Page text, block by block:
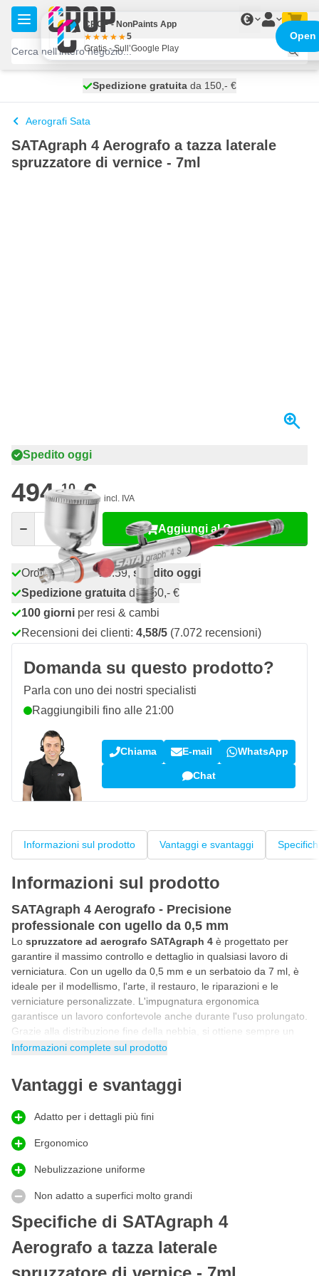
Salta al contenuto
€
spedito oggi
Spedizione gratuita da 150,- €
100 giorni
Aerografi Sata
SATAgraph 4 Aerografo a tazza laterale
spruzzatore di vernice - 7ml
Spedito oggi
494,10€ incl. IVA
Aggiungi al Carrello
Ordina entro le 23:59,spedito oggi
Spedizione gratuita da 150,- €
100 giorni per resi & cambi
Recensioni dei clienti: 4,58/5 (7.072 recensioni)
Domanda su questo prodotto?
Parla con uno dei nostri specialisti
Raggiungibili fino alle 21:00
Chiama E-mail WhatsApp
Chat
Informazioni sul prodotto Vantaggi e svantaggi
Informazioni sul prodotto
SATAgraph 4 Aerografo - Precisione
professionale con ugello da 0,5 mm
Lo spruzzatore ad aerografo SATAgraph 4 è progettato per
garantire il massimo controllo e dettaglio in qualsiasi lavoro di
verniciatura. Con un ugello da 0,5 mm e un serbatoio da 7 ml, è
ideale per il modellismo, l'arte, il restauro, le riparazioni e le
verniciature personalizzate. L'impugnatura ergonomica
garantisce un lavoro confortevole anche durante l'uso prolungato.
Grazie alla distribuzione fine della nebbia, si ottiene sempre un
risultato pulito e professionale.
Questo spruzzatore di vernice è ideale per i lavori di riparazione a
piccola parte della superficie. Grazie al piccolo serbatoio di
ammaccature più piccole senza spruzzare eccessivamente. La
riparazione quasi invisibile e adattandosi perfettamente alla
vernice esistente dell'auto. Grazie alle diverse tazze (superiore,
laterale o inferiore), potrete scegliere la versione più adatta al
vostro progetto.
Quanti tipi diversi di spruzzatori di vernice ad
aerografo ha SATA?
Il SATAgraph è disponibile in tre varianti, in modo da avere
Informazioni complete sul prodotto
Vantaggi e svantaggi
Adatto per i dettagli più fini
Ergonomico
Nebulizzazione uniforme
Non adatto a superfici molto grandi
Specifiche di SATAgraph 4
Aerografo a tazza laterale
CROP - NonPaints App
5
Gratis - Sull’Google Play
Open